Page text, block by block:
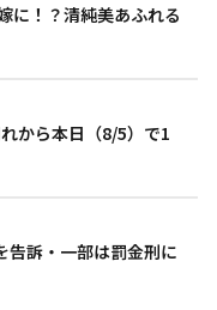
に！？清純美あふれる
から本日（8/5）で1
告訴・一部は罰金刑に